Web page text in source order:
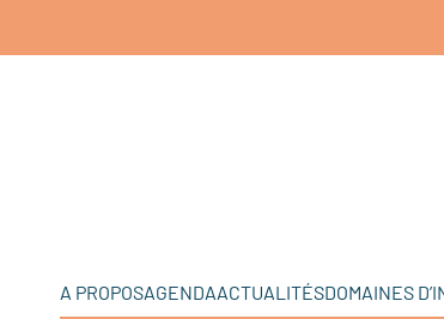
A PROPOSAGENDAACTUALITÉSDOMAINES